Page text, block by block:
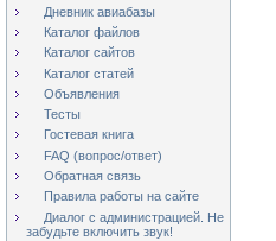
Дневник авиабазы
Каталог файлов
Каталог сайтов
Каталог статей
Объявления
Тесты
Гостевая книга
FAQ (вопрос/ответ)
Обратная связь
Правила работы на сайте
Диалог с администрацией. Не
забудьте включить звук!